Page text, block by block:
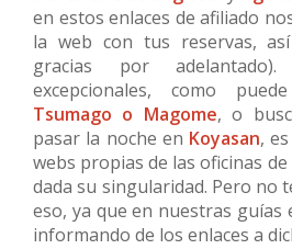
en estos enlaces de afiliado
la web con tus reservas,
gracias por
excepcionales, como
Tsumago o Magome, o
pasar la noche en Koyasan,
webs propias de las oficinas
dada su singularidad. Pero no
eso, ya que en nuestras guías
informando de los enlaces a